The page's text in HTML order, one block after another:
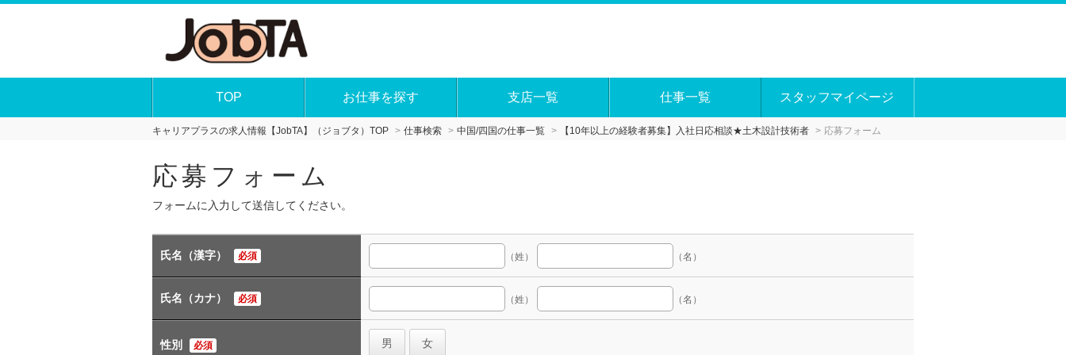
TOP お仕事を探す 支店一覧 仕事一覧 スタッフマイページ
キャリアプラスの求人情報【JobTA】（ジョブタ）TOP 仕事検索 中国/四国の仕事一覧 【10年以上の経験者募集】入社日応相談★土木設計技術者 応募フォーム
応募フォーム
フォームに入力して送信してください。
氏名（漢字） 必須 （姓） （名）
氏名（カナ） 必須 （姓） （名）
性別 必須 男 女